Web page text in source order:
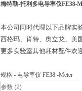
梅特勒-托利多电导率仪FE38-
本公司同时代理以下品牌实
西格玛、肖特、奥立龙、美
更多实验室其他耗材配件欢
规格 - 电导率仪 FE38 -Meter
参数 (2)